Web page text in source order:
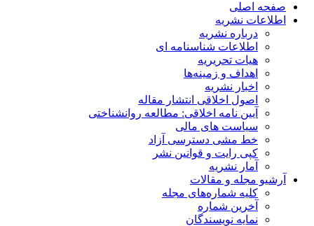
صفحه اصلی
اطلاعات نشریه
درباره نشریه
اطلاعات شناسنامه ای
هیات تحریریه
اهداف و زمینه‌ها
اخبار نشریه
اصول اخلاقی انتشار مقاله
آیین نامه اخلاقی: مطالعه روانشناختی
سیاست های مالی
خط مشی دسترسی آزاد
کپی رایت و قوانین نشر
آمار نشریه
آرشیو مجله و مقالات
کلیه شماره‌های مجله
آخرین شماره
نمایه نویسندگان